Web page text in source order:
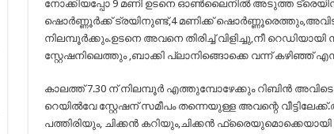
നോക്കിയപ്പോ 9 മണി ഉടനെ ഓൺലൈനിൽ അടുത്ത ട്രെയിൻ
ഷൊർണ്ണൂർക്ക് ട്രയിനുണ്ട്,4 മണിക്ക്
നിലമ്പൂർക്കും.ഉടനെ അവനെ തിരിച്ച് വിളിച്ചു,നീ
സ്റ്റേഷനിലെത്തും ,ബാക്കി പ്ലാനിങ്ങൊക്കെ വന്ന്
കാലത്ത് 7.30 ന് നിലമ്പൂർ എത്തുമ്പോഴേക്കും റിബിൻ
റെയിൽവേ സ്റ്റേഷന് സമീപം തന്നെയുള്ള അവന്റെ
പത്തിരിയും, ചിക്കൻ കറിയും,ചിക്കൻ